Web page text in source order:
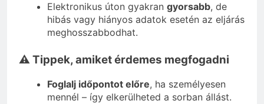
Elektronikus úton gyakran gyorsabb, de
hibás vagy hiányos adatok esetén az eljárás
meghosszabbodhat.
⚠️ Tippek, amiket érdemes megfogadni
Foglalj időpontot előre, ha személyesen
mennél – így elkerülheted a sorban állást.